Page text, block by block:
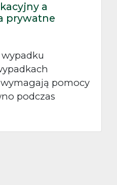
a
prywatne
pomocy
podczas